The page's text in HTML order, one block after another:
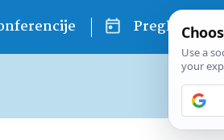
Pregled dana